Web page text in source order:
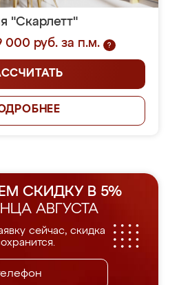
"Скарлетт"
000 руб. за п.м.
?
СКИДКУ В 5%
АВГУСТА
сейчас, скидка